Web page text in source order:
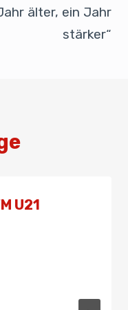
älter, ein Jahr
stärker“
U21